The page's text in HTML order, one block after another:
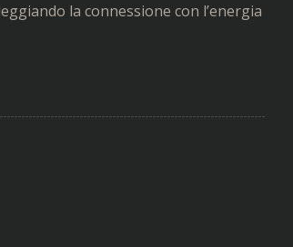
la connessione con l’energia